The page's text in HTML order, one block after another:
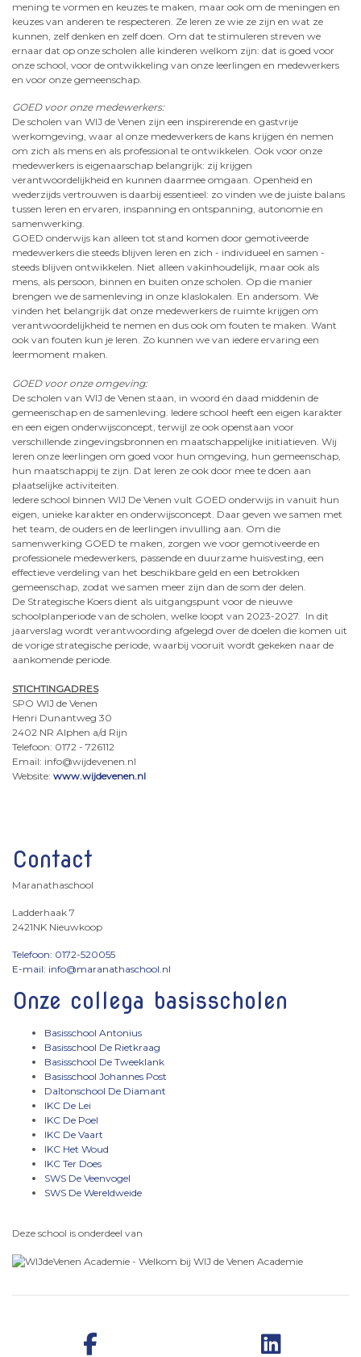
mening te vormen en keuzes te maken, maar ook om de meningen en
keuzes van anderen te respecteren. Ze leren ze wie ze zijn en wat ze
kunnen, zelf denken en zelf doen. Om dat te stimuleren streven we
ernaar dat op onze scholen alle kinderen welkom zijn: dat is goed voor
onze school, voor de ontwikkeling van onze leerlingen en medewerkers
en voor onze gemeenschap.
GOED voor onze medewerkers:
De scholen van WIJ de Venen zijn een inspirerende en gastvrije
werkomgeving, waar al onze medewerkers de kans krijgen én nemen
om zich als mens en als professional te ontwikkelen. Ook voor onze
medewerkers is eigenaarschap belangrijk: zij krijgen
verantwoordelijkheid en kunnen daarmee omgaan. Openheid en
wederzijds vertrouwen is daarbij essentieel: zo vinden we de juiste balans
tussen leren en ervaren, inspanning en ontspanning, autonomie en
samenwerking.
GOED onderwijs kan alleen tot stand komen door gemotiveerde
medewerkers die steeds blijven leren en zich - individueel en samen -
steeds blijven ontwikkelen. Niet alleen vakinhoudelijk, maar ook als
mens, als persoon, binnen en buiten onze scholen. Op die manier
brengen we de samenleving in onze klaslokalen. En andersom. We
vinden het belangrijk dat onze medewerkers de ruimte krijgen om
verantwoordelijkheid te nemen en dus ook om fouten te maken. Want
ook van fouten kun je leren. Zo kunnen we van iedere ervaring een
leermoment maken.
GOED voor onze omgeving:
De scholen van WIJ de Venen staan, in woord én daad middenin de
gemeenschap en de samenleving. Iedere school heeft een eigen karakter
en een eigen onderwijsconcept, terwijl ze ook openstaan voor
verschillende zingevingsbronnen en maatschappelijke initiatieven. Wij
leren onze leerlingen om goed voor hun omgeving, hun gemeenschap,
hun maatschappij te zijn. Dat leren ze ook door mee te doen aan
plaatselijke activiteiten.
Iedere school binnen WIJ De Venen vult GOED onderwijs in vanuit hun
eigen, unieke karakter en onderwijsconcept. Daar geven we samen met
het team, de ouders en de leerlingen invulling aan. Om die
samenwerking GOED te maken, zorgen we voor gemotiveerde en
professionele medewerkers, passende en duurzame huisvesting, een
effectieve verdeling van het beschikbare geld en een betrokken
gemeenschap, zodat we samen meer zijn dan de som der delen.
De Strategische Koers dient als uitgangspunt voor de nieuwe
schoolplanperiode van de scholen, welke loopt van 2023-2027. In dit
jaarverslag wordt verantwoording afgelegd over de doelen die komen uit
de vorige strategische periode, waarbij vooruit wordt gekeken naar de
aankomende periode.
STICHTINGADRES
SPO WIJ de Venen
Henri Dunantweg 30
2402 NR Alphen a/d Rijn
Telefoon: 0172 - 726112
Email: info@wijdevenen.nl
Website: www.wijdevenen.nl
Contact
Maranathaschool
Ladderhaak 7
2421NK Nieuwkoop
Telefoon: 0172-520055
E-mail: info@maranathaschool.nl
Onze collega basisscholen
Basisschool Antonius
Basisschool De Rietkraag
Basisschool De Tweeklank
Basisschool Johannes Post
Daltonschool De Diamant
IKC De Lei
IKC De Poel
IKC De Vaart
IKC Het Woud
IKC Ter Does
SWS De Veenvogel
SWS De Wereldweide
Deze school is onderdeel van